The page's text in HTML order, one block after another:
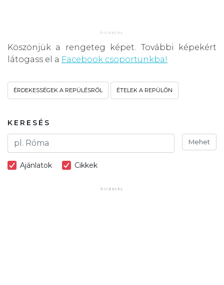
Köszönjük a rengeteg képet. További képekért
látogass el a Facebook csoportunkba!
ÉRDEKESSÉGEK A REPÜLÉSRŐL ÉTELEK A REPÜLŐN
KERESÉS
Mehet
Ajánlatok Cikkek